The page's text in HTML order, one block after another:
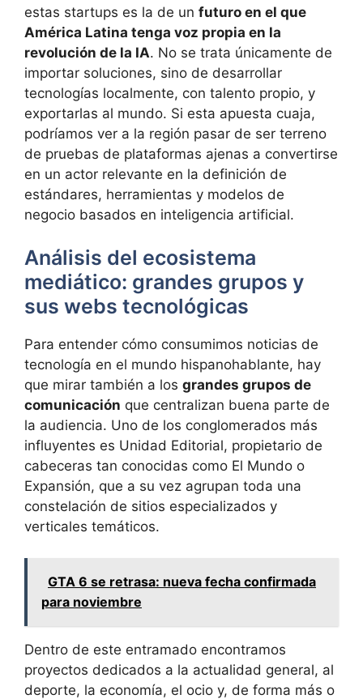
estas startups es la de un futuro en el que
América Latina tenga voz propia en la
revolución de la IA. No se trata únicamente de
importar soluciones, sino de desarrollar
tecnologías localmente, con talento propio, y
exportarlas al mundo. Si esta apuesta cuaja,
podríamos ver a la región pasar de ser terreno
de pruebas de plataformas ajenas a convertirse
en un actor relevante en la definición de
estándares, herramientas y modelos de
negocio basados en inteligencia artificial.
Análisis del ecosistema
mediático: grandes grupos y
sus webs tecnológicas
Para entender cómo consumimos noticias de
tecnología en el mundo hispanohablante, hay
que mirar también a los grandes grupos de
comunicación que centralizan buena parte de
la audiencia. Uno de los conglomerados más
influyentes es Unidad Editorial, propietario de
cabeceras tan conocidas como El Mundo o
Expansión, que a su vez agrupan toda una
constelación de sitios especializados y
verticales temáticos.
GTA 6 se retrasa: nueva fecha confirmada
para noviembre
Dentro de este entramado encontramos
proyectos dedicados a la actualidad general, al
deporte, la economía, el ocio y, de forma más o